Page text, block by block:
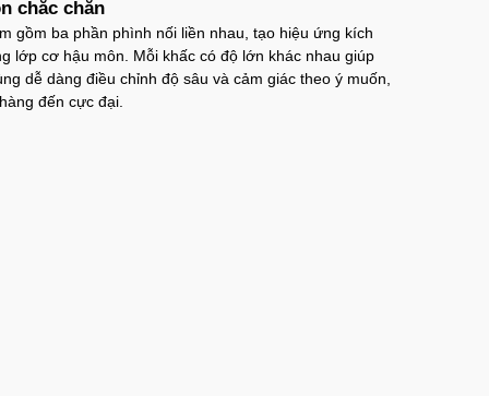
OPC17MXtrị giá
lưng iPhone 17 Pro Max TPU Space trong
OP17MXtrị giá 70.000₫
chắc chắn
gồm ba phần phình nối liền nhau, tạo hiệu ứng kích
lớp cơ hậu môn. Mỗi khấc có độ lớn khác nhau giúp
dễ dàng điều chỉnh độ sâu và cảm giác theo ý muốn,
đến cực đại.